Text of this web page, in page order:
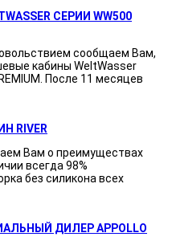
СЕРИИ WW500
сообщаем Вам,
кабины WeltWasser
После 11 месяцев
RIVER
Вам о преимуществах
всегда 98%
без силикона всех
ДИЛЕР APPOLLO